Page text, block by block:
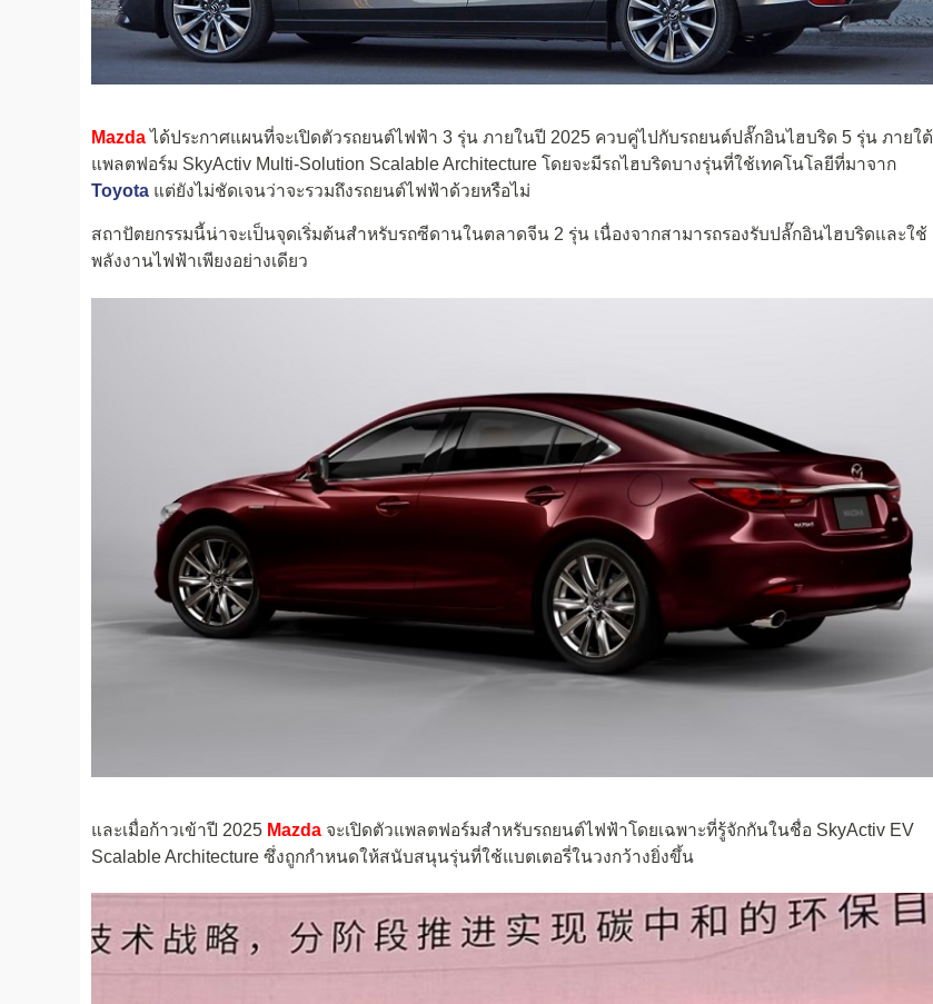
Mazdaได้ประกาศแผนที่จะเปิดตัวรถยนต์ไฟฟ้า 3 รุ่น ภายในปี 2025 ควบคู่ไปกับรถยนต์ปลั๊กอินไฮบริด 5 รุ่น ภายใต้
แพลตฟอร์ม SkyActiv Multi-Solution Scalable Architecture โดยจะมีรถไฮบริดบางรุ่นที่ใช้เทคโนโลยีที่มาจาก
Toyota แต่ยังไม่ชัดเจนว่าจะรวมถึงรถยนต์ไฟฟ้าด้วยหรือไม่
สถาปัตยกรรมนี้น่าจะเป็นจุดเริ่มต้นสำหรับรถซีดานในตลาดจีน 2 รุ่น เนื่องจากสามารถรองรับปลั๊กอินไฮบริดและใช้
พลังงานไฟฟ้าเพียงอย่างเดียว
และเมื่อก้าวเข้าปี 2025 Mazda จะเปิดตัวแพลตฟอร์มสำหรับรถยนต์ไฟฟ้าโดยเฉพาะที่รู้จักกันในชื่อ SkyActiv EV
Scalable Architecture ซึ่งถูกกำหนดให้สนับสนุนรุ่นที่ใช้แบตเตอรี่ในวงกว้างยิ่งขึ้น